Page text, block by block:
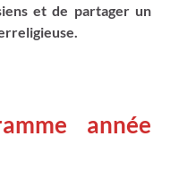
et de partager un
année